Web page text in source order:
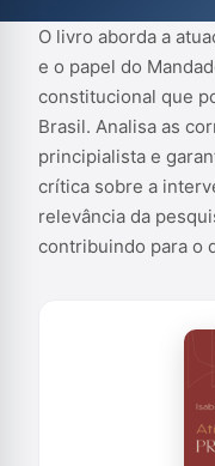
O livro aborda a
e o papel do
constitucional que
Brasil. Analisa as
principialista e
crítica sobre a
relevância da
contribuindo para o